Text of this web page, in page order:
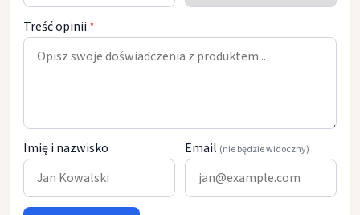
Treść opinii *
Imię i nazwisko Email (nie będzie widoczny)